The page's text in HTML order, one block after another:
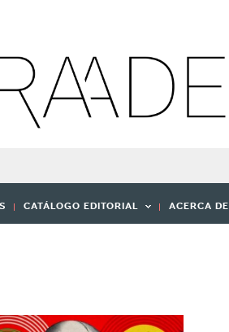
CATÁLOGO EDITORIAL ACERCA DE